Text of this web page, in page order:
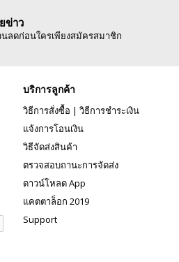
ข่าว
ลดก่อนใครเพียงสมัครสมาชิก
บริการลูกค้า
วิธีการสั่งซื้อ | วิธีการชำระเงิน
แจ้งการโอนเงิน
วิธีจัดส่งสินค้า
ตรวจสอบถานะการจัดส่ง
ดาวน์โหลด App
แคตตาล็อก 2019
Support